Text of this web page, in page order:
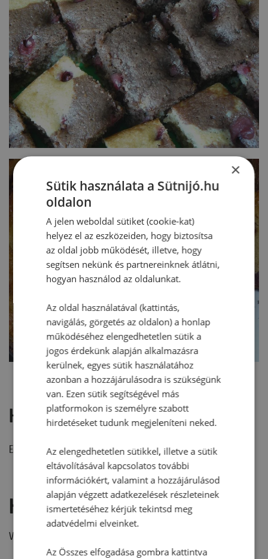
Hozzászólások
Ehhez a recepthez még nem érkezett hozzászólás.
Hozzászólás írása
Vélemény írásához, kérjük,
×
Sütik használata a Sütnijó.hu
oldalon
A jelen weboldal sütiket (cookie-kat)
helyez el az eszközeiden, hogy biztosítsa
az oldal jobb működését, illetve, hogy
segítsen nekünk és partnereinknek átlátni,
hogyan használod az oldalunkat.
Az oldal használatával (kattintás,
navigálás, görgetés az oldalon) a honlap
működéséhez elengedhetetlen sütik a
jogos érdekünk alapján alkalmazásra
kerülnek, egyes sütik használatához
azonban a hozzájárulásodra is szükségünk
van. Ezen sütik segítségével más
platformokon is személyre szabott
hirdetéseket tudunk megjeleníteni neked.
Az elengedhetetlen sütikkel, illetve a sütik
eltávolításával kapcsolatos további
információkért, valamint a hozzájárulásod
alapján végzett adatkezelések részleteinek
ismertetéséhez kérjük tekintsd meg
adatvédelmi elveinket.
Az Összes elfogadása gombra kattintva